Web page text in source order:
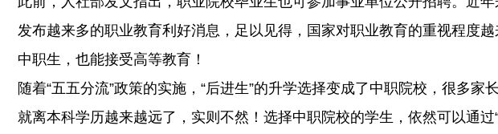
发布越来多的职业教育利好消息，足以见得，国家对职业教育的重视程度越
中职生，也能接受高等教育！
随着“五五分流”政策的实施，“后进生”的升学选择变成了中职院校，很多家
就离本科学历越来越远了，实则不然！选择中职院校的学生，依然可以通